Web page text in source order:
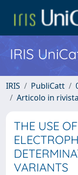
IRIS
IRIS PubliCatt
Articolo in
THE USE
VARIANTS